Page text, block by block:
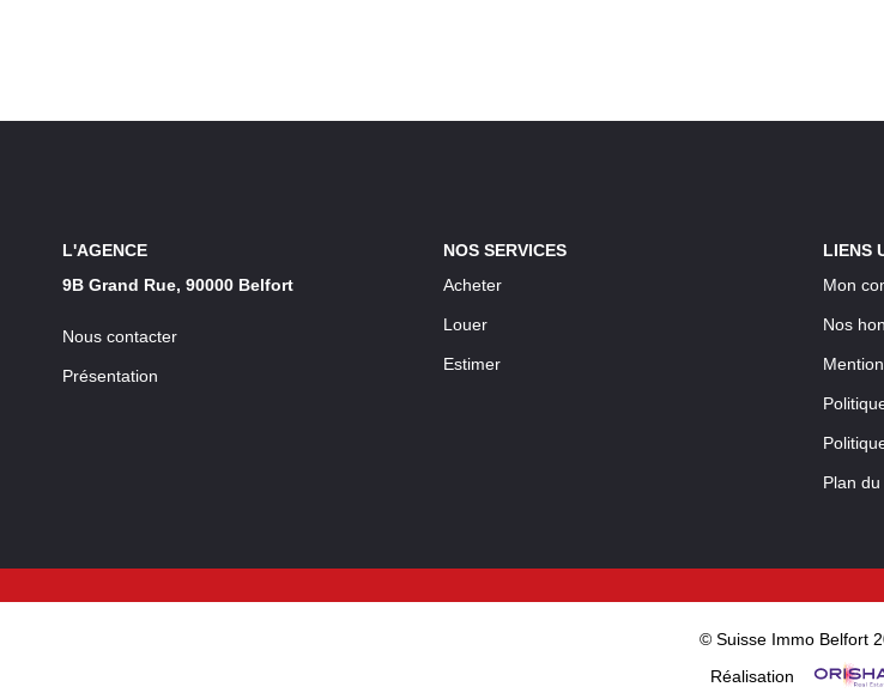
L'AGENCE
9B Grand Rue, 90000 Belfort
Nous contacter
Présentation
NOS SERVICES
Acheter
Louer
Estimer
LIENS
Mon
Nos
Plan
© Suisse Immo Belfort
Réalisation